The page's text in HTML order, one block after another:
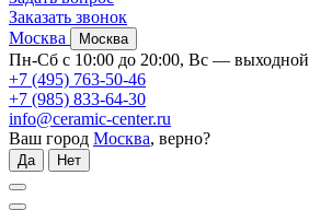
Заказать звонок
Москва
Москва
Пн-Сб с 10:00 до 20:00, Вс — выходной
+7 (495) 763-50-46
+7 (985) 833-64-30
info@ceramic-center.ru
Ваш город Москва, верно?
Да Нет